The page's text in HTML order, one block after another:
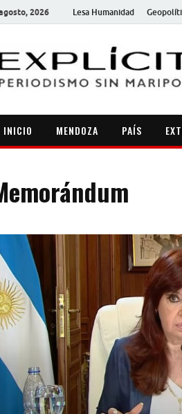
2026 Lesa Humanidad
INICIO MENDOZA PAÍS